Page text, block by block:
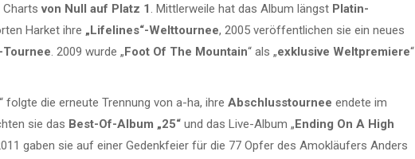
Chartsvon Null auf Platz 1 . Mittlerweile hat das Album längst Platin-
Harket ihre „Lifelines“-Welttournee, 2005 veröffentlichen sie ein neues
Tournee. 2009 wurde „ Foot Of The Mountain“ als „exklusive Weltpremiere“
“ folgte die erneute Trennung von a-ha, ihre Abschlusstournee endete im
sie das Best-Of-Album „25“ und das Live-Album „ Ending On A High
gaben sie auf einer Gedenkfeier für die 77 Opfer des Amokläufers Anders